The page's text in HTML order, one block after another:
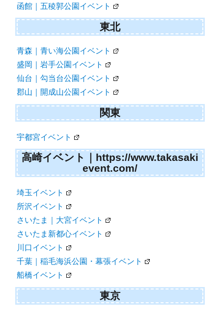
函館｜五稜郭公園イベント
東北
青森｜青い海公園イベント
盛岡｜岩手公園イベント
仙台｜勾当台公園イベント
郡山｜開成山公園イベント
関東
宇都宮イベント
高崎イベント｜https://www.takasaki
event.com/
埼玉イベント
所沢イベント
さいたま｜大宮イベント
さいたま新都心イベント
川口イベント
千葉｜稲毛海浜公園・幕張イベント
船橋イベント
東京